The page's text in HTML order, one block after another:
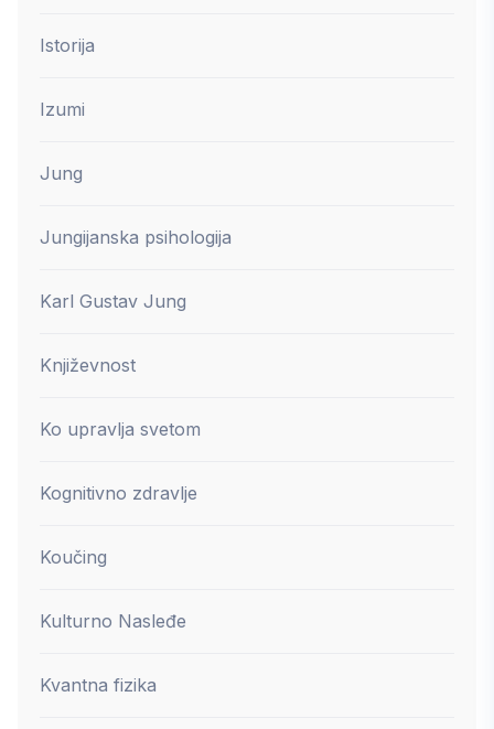
Istorija
Izumi
Jung
Jungijanska psihologija
Karl Gustav Jung
Književnost
Ko upravlja svetom
Kognitivno zdravlje
Koučing
Kulturno Nasleđe
Kvantna fizika